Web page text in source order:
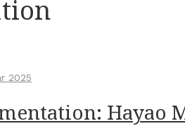
2025
Hayao